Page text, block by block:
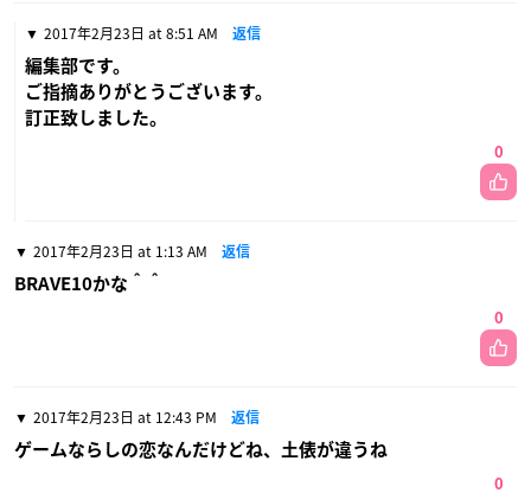
2017年2月23日 at 8:51 AM 返信
編集部です。
ご指摘ありがとうございます。
訂正致しました。
0
2017年2月23日 at 1:13 AM 返信
BRAVE10かな＾＾
0
2017年2月23日 at 12:43 PM 返信
ゲームならしの恋なんだけどね、土俵が違うね
0